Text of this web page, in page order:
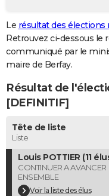
GUIDES D'ACHAT
BONS PLANS
CARTE DE VOEUX
Carte de Noël
Carte Bonne année
Carte Saint-Valentin
Carte Pâques
Carte d'anniversaire
DICTIONNAIRE
Dictionnaire
Biographies
Citations
Expressions
Proverbes
PROGRAMME TV
COPAINS D'AVANT
S'inscrire
Se connecter
Lycées
Collèges
Primaires
Universités
Entreprises
Service militaire
Avis de recherche
AVIS DE DÉCÈS
Le résultat des élections
Retrouvez ci-dessous le
communiqué par le
maire de Berfay.
Résultat de
[DEFINITIF]
Tête de liste
Liste
Louis POTTIER (11
CONTINUER A AVANCER
ENSEMBLE
Voir la liste des élus